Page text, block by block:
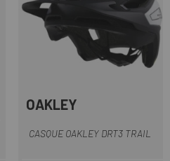
OAKLEY
CASQUE OAKLEY DRT3 TRAIL